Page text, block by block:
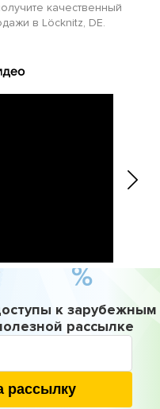
качественный
в Löcknitz, DE.
к зарубежным
рассылке
рассылку